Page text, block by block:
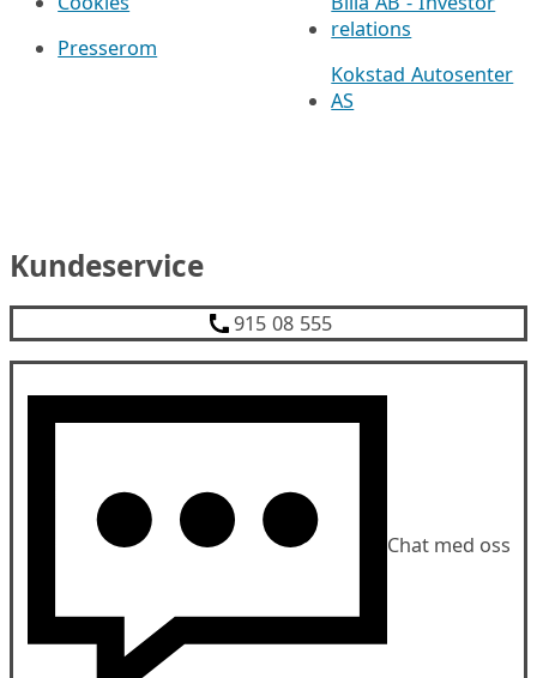
Presserom
relations
Kokstad Autosenter
AS
Kundeservice
915 08 555
Chat med oss